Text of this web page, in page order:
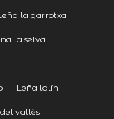
la garrotxa
la selva
Leña lalín
vallès